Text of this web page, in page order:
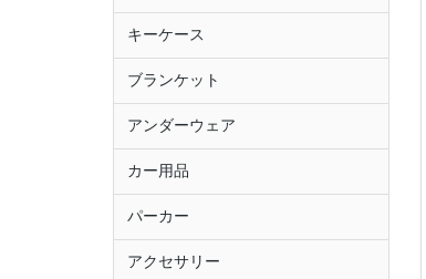
キーケース
ブランケット
アンダーウェア
カー用品
パーカー
アクセサリー